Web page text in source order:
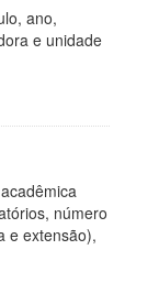
ano,
e unidade
número
e extensão),